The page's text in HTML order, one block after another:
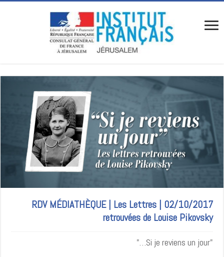
02/10/2017 | RDV MÉDIATHÈQUE | Les Lettres
retrouvées de Louise Pikovsky
"Si je reviens un jour…"